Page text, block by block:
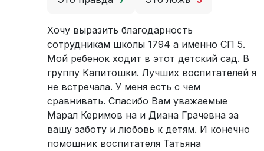
Хочу выразить благодарность
сотрудникам школы 1794 а именно СП 5.
Мой ребенок ходит в этот детский сад. В
группу Капитошки. Лучших воспитателей я
не встречала. У меня есть с чем
сравнивать. Спасибо Вам уважаемые
Марал Керимов на и Диана Грачевна за
вашу заботу и любовь к детям. И конечно
помошник воспитателя Татьяна